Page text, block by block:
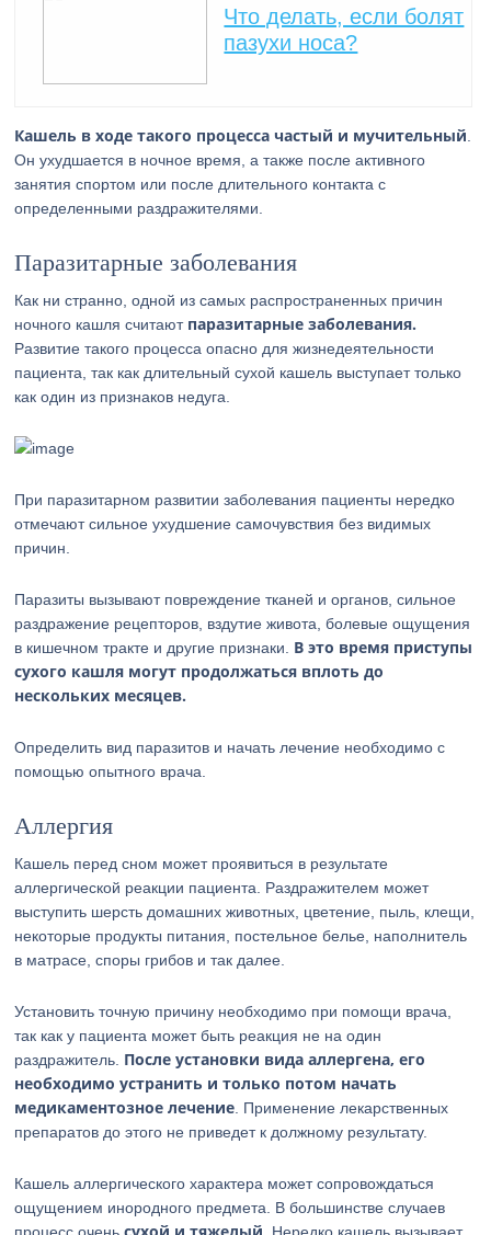
Что делать, если болят
пазухи носа?
Кашель в ходе такого процесса частый и мучительный
Он ухудшается в ночное время, а также после активного
занятия спортом или после длительного контакта с
определенными раздражителями.
Паразитарные заболевания
Как ни странно, одной из самых распространенных причин
ночного кашля считают паразитарные заболевания.
Развитие такого процесса опасно для жизнедеятельности
пациента, так как длительный сухой кашель выступает только
как один из признаков недуга.
При паразитарном развитии заболевания пациенты нередко
отмечают сильное ухудшение самочувствия без видимых
причин.
Паразиты вызывают повреждение тканей и органов, сильное
раздражение рецепторов, вздутие живота, болевые ощущения
в кишечном тракте и другие признаки. В это время приступы
сухого кашля могут продолжаться вплоть до
нескольких месяцев.
Определить вид паразитов и начать лечение необходимо с
помощью опытного врача.
Аллергия
Кашель перед сном может проявиться в результате
аллергической реакции пациента. Раздражителем может
выступить шерсть домашних животных, цветение, пыль, клещи,
некоторые продукты питания, постельное белье, наполнитель
в матрасе, споры грибов и так далее.
Установить точную причину необходимо при помощи врача,
так как у пациента может быть реакция не на один
раздражитель. После установки вида аллергена, его
необходимо устранить и только потом начать
медикаментозное лечение . Применение лекарственных
препаратов до этого не приведет к должному результату.
Кашель аллергического характера может сопровождаться
ощущением инородного предмета. В большинстве случаев